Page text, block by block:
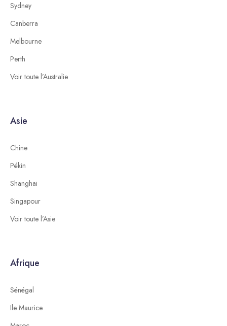
Sydney
Canberra
Melbourne
Perth
Voir toute l’Australie
Asie
Chine
Pékin
Shanghai
Singapour
Voir toute l’Asie
Afrique
Sénégal
Ile Maurice